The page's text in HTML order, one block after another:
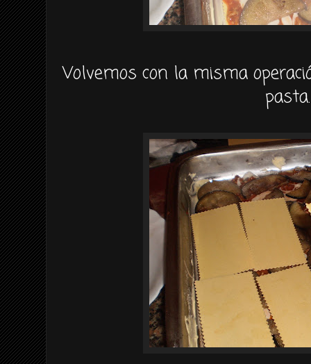
Volvemos con la misma
pasta.